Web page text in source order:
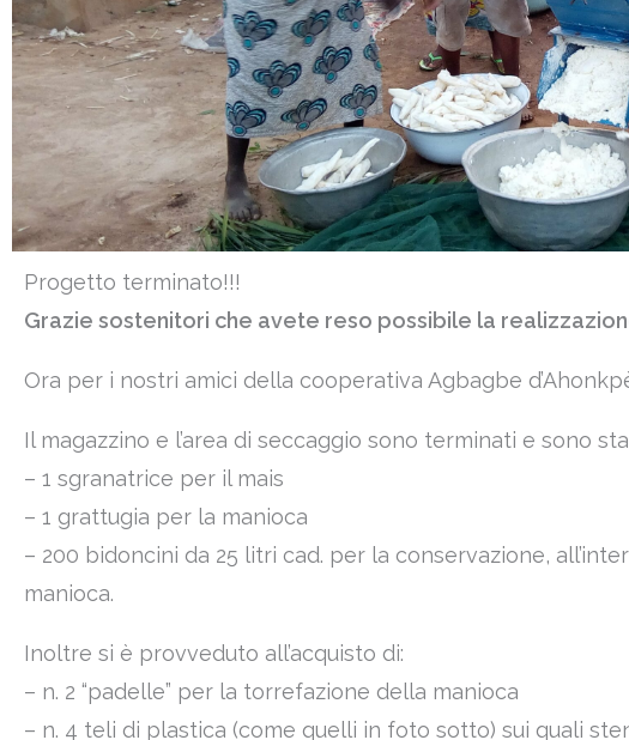
Progetto terminato!!!
Grazie sostenitori che avete reso possibile la
Ora per i nostri amici della cooperativa Agbagbe
Il magazzino e l’area di seccaggio sono terminati e sono
– 1 sgranatrice per il mais
– 1 grattugia per la manioca
– 200 bidoncini da 25 litri cad. per la conservazione,
manioca.
Inoltre si è provveduto all’acquisto di:
– n. 2 “padelle” per la torrefazione della manioca
– n. 4 teli di plastica (come quelli in foto sotto) sui quali